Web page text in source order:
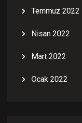
Temmuz 2022
Nisan 2022
Mart 2022
Ocak 2022